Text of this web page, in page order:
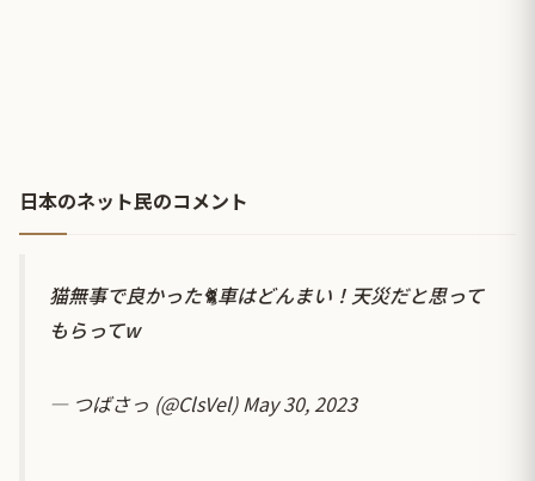
日本のネット民のコメント
猫無事で良かった🐈車はどんまい！天災だと思って
もらってw
— つばさっ (@ClsVel)May 30, 2023